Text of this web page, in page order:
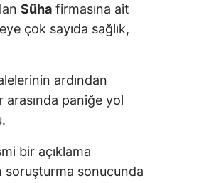
Süha firmasına ait
çok sayıda sağlık,
ardından
arasında paniğe yol
bir açıklama
soruşturma sonucunda